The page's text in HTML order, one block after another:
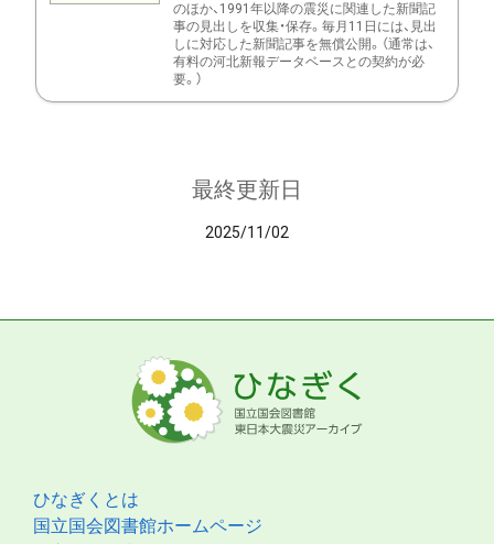
のほか、1991年以降の震災に関連した新聞記
事の見出しを収集・保存。毎月11日には、見出
しに対応した新聞記事を無償公開。（通常は、
有料の河北新報データベースとの契約が必
要。）
最終更新日
2025/11/02
ひなぎくとは
国立国会図書館ホームページ